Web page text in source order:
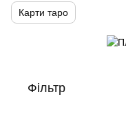
Карти таро
Фільтр